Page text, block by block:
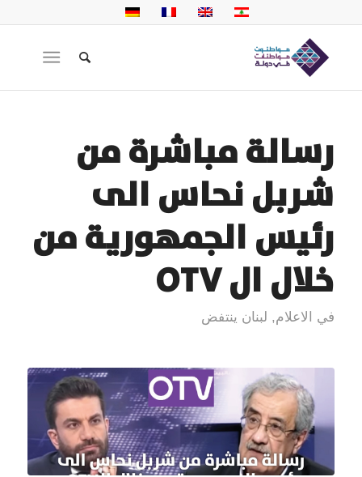
رسالة مباشرة من
شربل نحاس الى
رئيس الجمهورية من
خلال ال OTV
في الاعلام, لبنان ينتفض